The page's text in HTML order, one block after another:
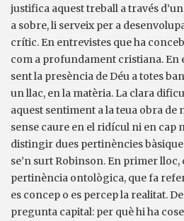
justifica aquest treball a través
a sobre, li serveix per a
crític. En entrevistes que ha
com a profundament cristiana. En
sent la presència de Déu a totes
un llac, en la matèria. La clara
aquest sentiment a la teua obra de
sense caure en el ridícul ni en cap
distingir dues pertinències
se’n surt Robinson. En primer
pertinència ontològica, que fa
es concep o es percep la realitat.
pregunta capital: per què hi ha